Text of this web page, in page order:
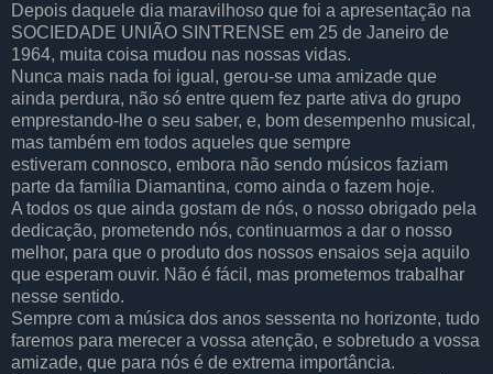
Depois daquele dia maravilhoso que foi a apresentação na
SOCIEDADE UNIÃO SINTRENSE em 25 de Janeiro de
1964, muita coisa mudou nas nossas vidas.
Nunca mais nada foi igual, gerou-se uma amizade que
ainda perdura, não só entre quem fez parte ativa do grupo
emprestando-lhe o seu saber, e, bom desempenho musical,
mas também em todos aqueles que sempre
estiveram connosco, embora não sendo músicos faziam
parte da família Diamantina, como ainda o fazem hoje.
A todos os que ainda gostam de nós, o nosso obrigado pela
dedicação, prometendo nós, continuarmos a dar o nosso
melhor, para que o produto dos nossos ensaios seja aquilo
que esperam ouvir. Não é fácil, mas prometemos trabalhar
nesse sentido.
Sempre com a música dos anos sessenta no horizonte, tudo
faremos para merecer a vossa atenção, e sobretudo a vossa
amizade, que para nós é de extrema importância.